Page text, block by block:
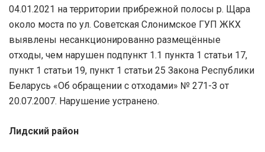
04.01.2021 на территории прибрежной полосы р. Щара
около моста по ул. Советская Слонимское ГУП ЖКХ
выявлены несанкционированно размещённые
отходы, чем нарушен подпункт 1.1 пункта 1 статьи 17,
пункт 1 статьи 19, пункт 1 статьи 25 Закона Республики
Беларусь «Об обращении с отходами» № 271-З от
20.07.2007. Нарушение устранено.
Лидский район